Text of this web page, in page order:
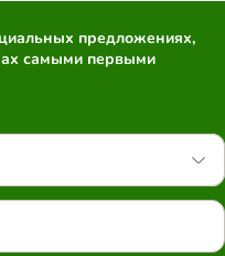
предложениях,
самыми первыми